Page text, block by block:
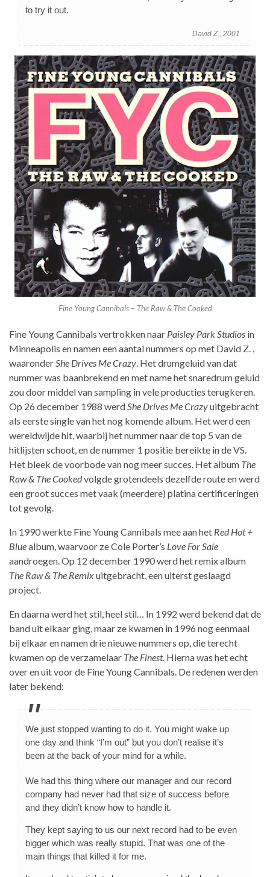
to try it out.
David Z., 2001
Fine Young Cannibals – The Raw & The Cooked
Fine Young Cannibals vertrokken naar Paisley Park Studios in
Minneapolis en namen een aantal nummers op met David Z. ,
waaronderShe Drives Me Crazy. Het drumgeluid van dat
nummer was baanbrekend en met name het snaredrum geluid
zou door middel van sampling in vele producties terugkeren.
Op 26 december 1988 werdShe Drives Me Crazyuitgebracht
als eerste single van het nog komende album. Het werd een
wereldwijde hit, waarbij het nummer naar de top 5 van de
hitlijsten schoot, en de nummer 1 positie bereikte in de VS.
Het bleek de voorbode van nog meer succes. Het album The
Raw & The Cookedvolgde grotendeels dezelfde route en werd
een groot succes met vaak (meerdere) platina certificeringen
tot gevolg.
In 1990 werkte Fine Young Cannibals mee aan het Red Hot +
Bluealbum, waarvoor ze Cole Porter’s Love For Sale
aandroegen. Op 12 december 1990 werd het remix album
The Raw & The Remixuitgebracht, een uiterst geslaagd
project.
En daarna werd het stil, heel stil… In 1992 werd bekend dat de
band uit elkaar ging, maar ze kwamen in 1996 nog eenmaal
bij elkaar en namen drie nieuwe nummers op, die terecht
kwamen op de verzamelaar The Finest. Hierna was het echt
over en uit voor de Fine Young Cannibals. De redenen werden
later bekend:
We just stopped wanting to do it. You might wake up
one day and think “I’m out” but you don’t realise it’s
been at the back of your mind for a while.
We had this thing where our manager and our record
company had never had that size of success before
and they didn’t know how to handle it.
They kept saying to us our next record had to be even
bigger which was really stupid. That was one of the
main things that killed it for me.